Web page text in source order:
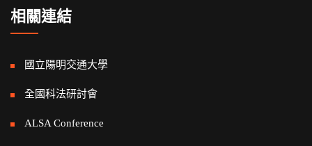
相關連結
國立陽明交通大學
全國科法研討會
ALSA Conference